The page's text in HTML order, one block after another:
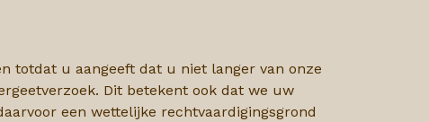
totdat u aangeeft dat u niet langer van onze
Dit betekent ook dat we uw
een wettelijke rechtvaardigingsgrond